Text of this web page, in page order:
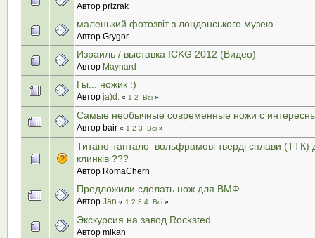
Автор prizrak
маленький фотозвіт з лондонського музею
Автор Grygor
Израиль / выставка ICKG 2012 (Видео)
Автор Maynard
Гы... ножик :)
Автор ja)d. « 1 2 Всі »
Самые необычные современные ножи с
Автор bair « 1 2 3 Всі »
Титано-тантало–вольфрамові тверді сплави (ТТК)
клинків ???
Автор RomaChern
Предложили сделать нож для ВМФ
Автор Jan « 1 2 3 4 Всі »
Экскурсия на завод Rocksted
Автор mikan